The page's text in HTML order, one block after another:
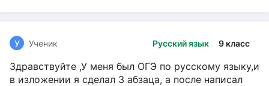
Русский язык 9 класс
У Ученик
Здравствуйте ,У меня был ОГЭ по русскому языку,и
в изложении я сделал 3 абзаца, а после написал